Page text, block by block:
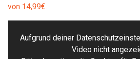
von 14,99€.
Aufgrund deiner
Video nicht